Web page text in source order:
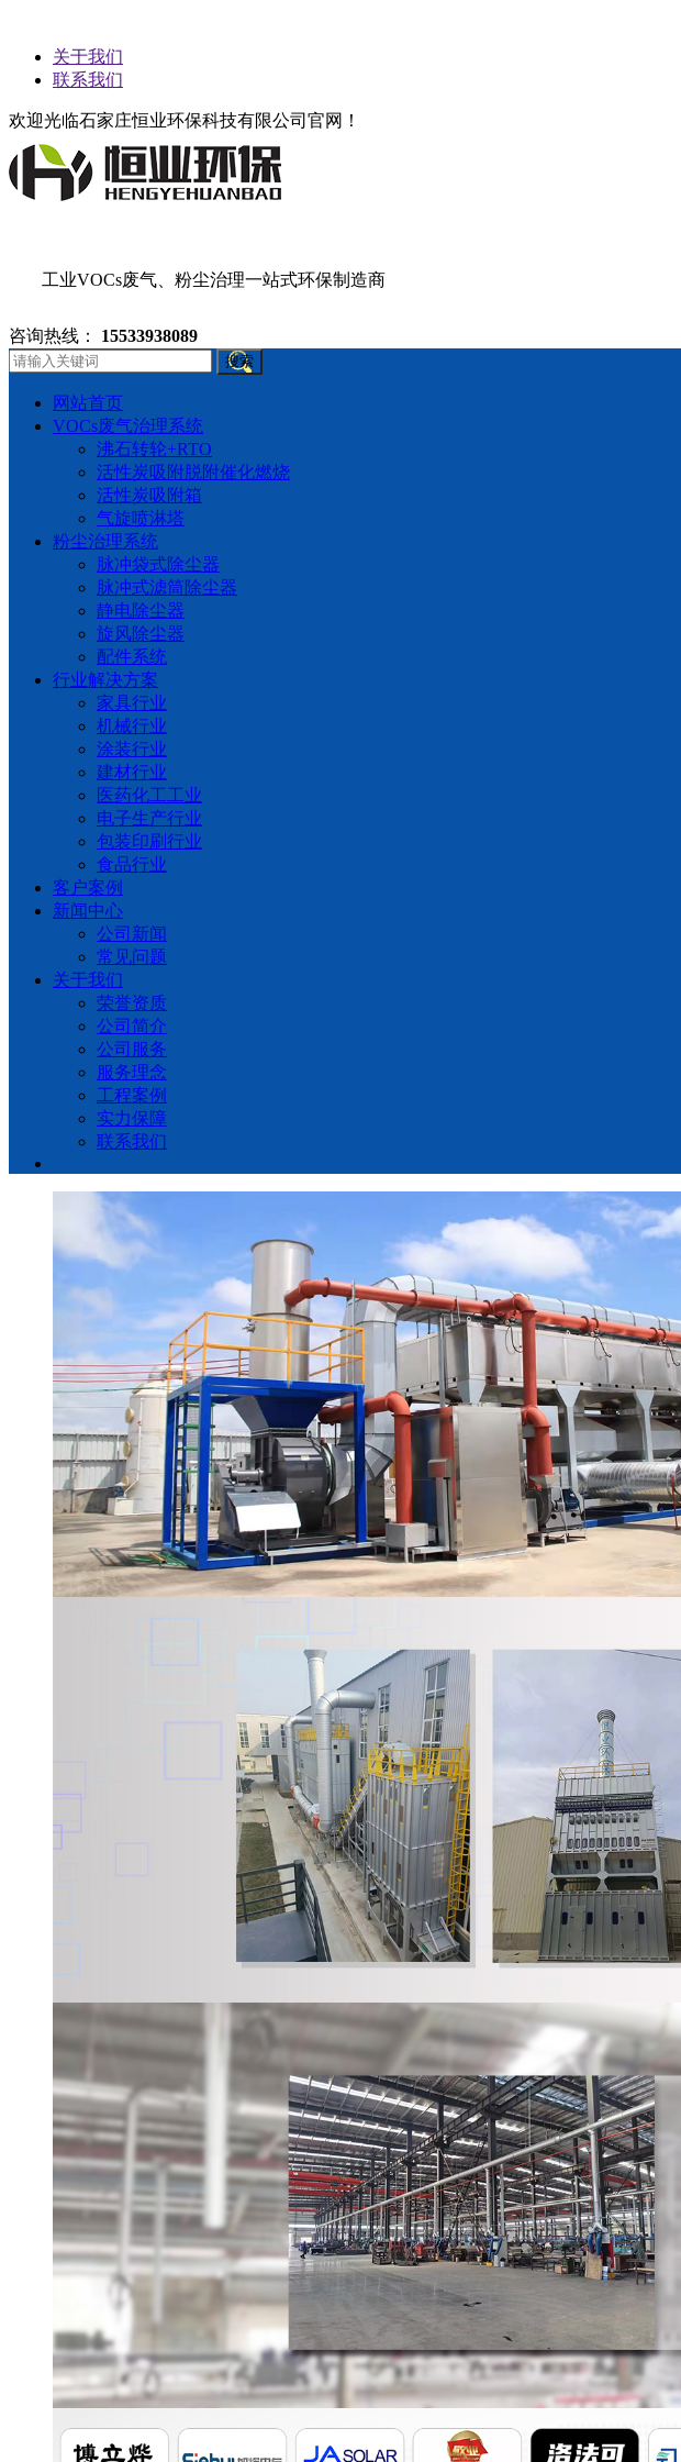
关于我们
联系我们
欢迎光临石家庄恒业环保科技有限公司官网！
工业VOCs废气、粉尘治理一站式环保制造商
咨询热线： 15533938089
搜索
网站首页
VOCs废气治理系统
沸石转轮+RTO
活性炭吸附脱附催化燃烧
活性炭吸附箱
气旋喷淋塔
粉尘治理系统
脉冲袋式除尘器
脉冲式滤筒除尘器
静电除尘器
旋风除尘器
配件系统
行业解决方案
家具行业
机械行业
涂装行业
建材行业
医药化工工业
电子生产行业
包装印刷行业
食品行业
客户案例
新闻中心
公司新闻
常见问题
关于我们
荣誉资质
公司简介
公司服务
服务理念
工程案例
实力保障
联系我们